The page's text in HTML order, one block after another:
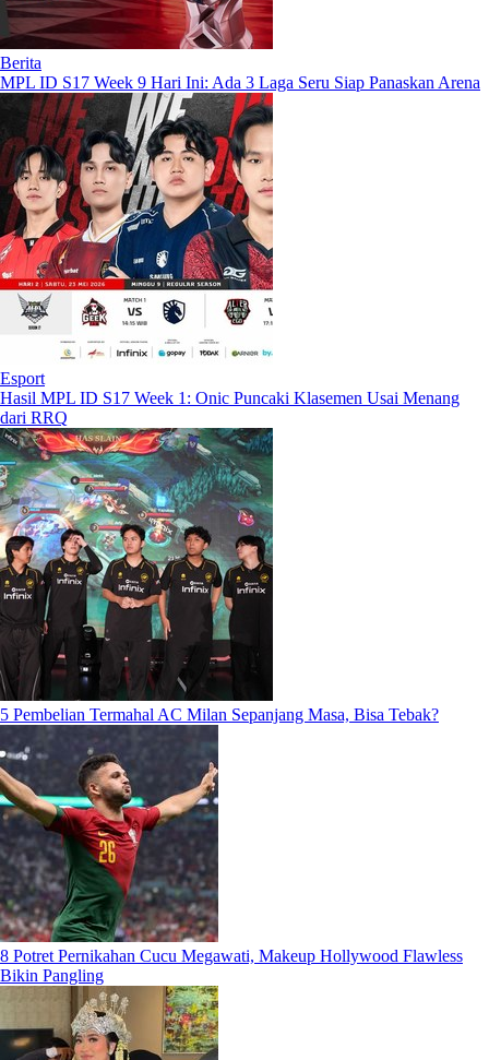
Berita
MPL ID S17 Week 9 Hari Ini: Ada 3 Laga Seru Siap Panaskan Arena
Esport
Hasil MPL ID S17 Week 1: Onic Puncaki Klasemen Usai Menang
dari RRQ
5 Pembelian Termahal AC Milan Sepanjang Masa, Bisa Tebak?
8 Potret Pernikahan Cucu Megawati, Makeup Hollywood Flawless
Bikin Pangling